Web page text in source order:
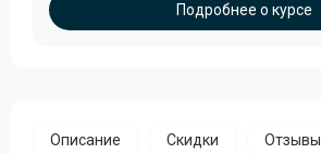
Подробнее о курсе
Описание Скидки Отзывы